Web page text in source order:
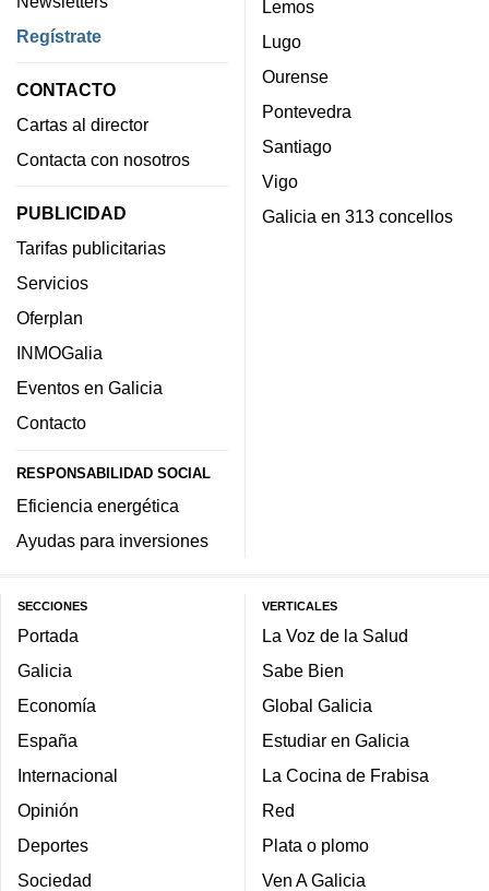
Regístrate
CONTACTO
Cartas al director
Contacta con nosotros
PUBLICIDAD
Tarifas publicitarias
Servicios
Oferplan
INMOGalia
Eventos en Galicia
Contacto
RESPONSABILIDAD SOCIAL
Eficiencia energética
Ayudas para inversiones
Lemos
Lugo
Ourense
Pontevedra
Santiago
Vigo
Galicia en 313 concellos
SECCIONES
Portada
Galicia
Economía
España
Internacional
Opinión
Deportes
Sociedad
VERTICALES
La Voz de la Salud
Sabe Bien
Global Galicia
Estudiar en Galicia
La Cocina de Frabisa
Red
Plata o plomo
Ven A Galicia